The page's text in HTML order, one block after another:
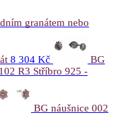
granátem nebo
8 304 Kč
BG
R3 Stříbro 925 -
BG náušnice 002